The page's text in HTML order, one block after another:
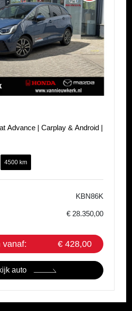
Advance | Carplay & Android |
4500 km
KBN86K
€ 28.350,00
vanaf: € 428,00
auto